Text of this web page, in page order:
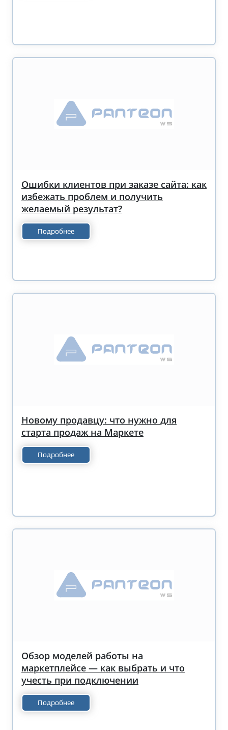
Ошибки клиентов при заказе сайта: как
избежать проблем и получить
желаемый результат?
Подробнее
Новому продавцу: что нужно для
старта продаж на Маркете
Подробнее
Обзор моделей работы на
маркетплейсе — как выбрать и что
учесть при подключении
Подробнее